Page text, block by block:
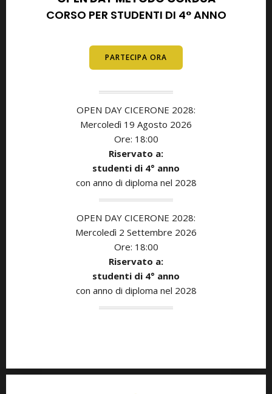
CORSO PER STUDENTI DI 4° ANNO
PARTECIPA ORA
OPEN DAY CICERONE 2028:
Mercoledì 19 Agosto 2026
Ore: 18:00
Riservato a:
studenti di 4° anno
con anno di diploma nel 2028
OPEN DAY CICERONE 2028:
Mercoledì 2 Settembre 2026
Ore: 18:00
Riservato a:
studenti di 4° anno
con anno di diploma nel 2028